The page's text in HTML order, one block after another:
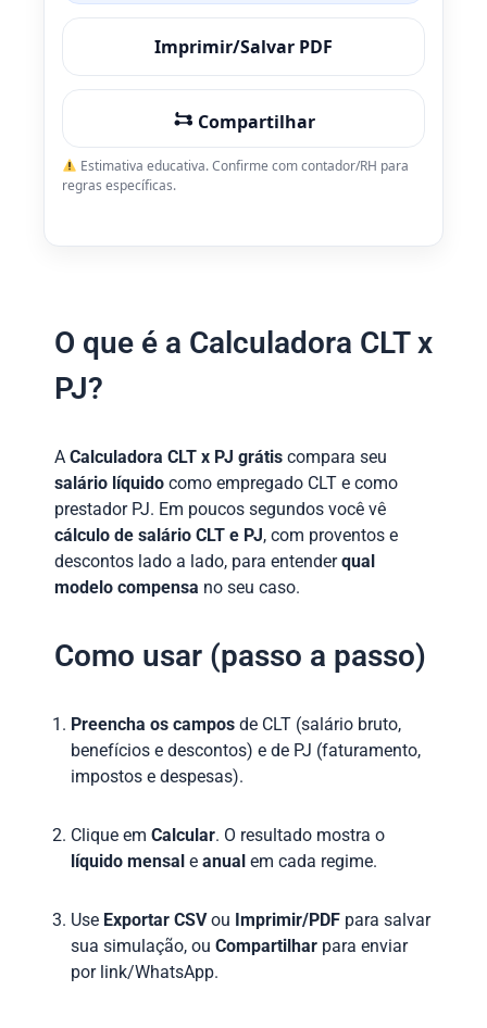
Imprimir/Salvar PDF
Compartilhar
Estimativa educativa. Confirme com contador/RH para
regras específicas.
O que é a Calculadora CLT x
PJ?
A Calculadora CLT x PJ grátis compara seu
salário líquido como empregado CLT e como
prestador PJ. Em poucos segundos você vê
cálculo de salário CLT e PJ, com proventos e
descontos lado a lado, para entenderqual
modelo compensa no seu caso.
Como usar (passo a passo)
Preencha os campos de CLT (salário bruto,
benefícios e descontos) e de PJ (faturamento,
impostos e despesas).
Clique em Calcular. O resultado mostra o
líquido mensal e anual em cada regime.
Use Exportar CSVou Imprimir/PDF para salvar
sua simulação, ou Compartilhar para enviar
por link/WhatsApp.